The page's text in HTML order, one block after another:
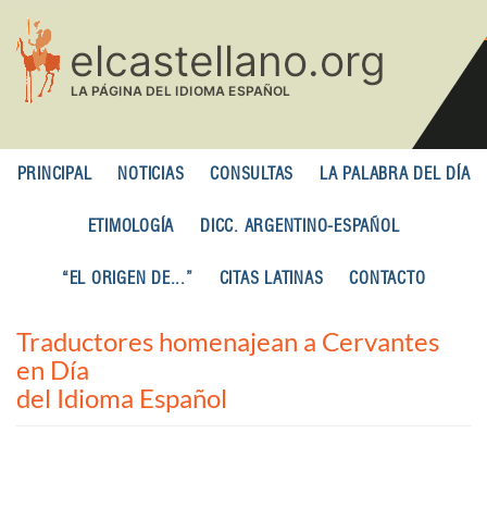
contenido
principal
PRINCIPAL NOTICIAS CONSULTAS LA PALABRA DEL DÍA
ETIMOLOGÍA DICC. ARGENTINO-ESPAÑOL
“EL ORIGEN DE...” CITAS LATINAS CONTACTO
Traductores homenajean a Cervantes
en Día
del Idioma Español